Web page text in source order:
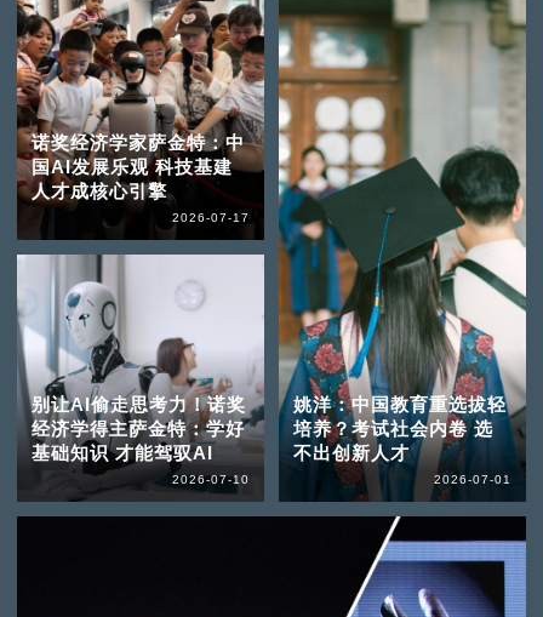
诺奖经济学家萨金特：中
国AI发展乐观 科技基建
人才成核心引擎
2026-07-17
别让AI偷走思考力！诺奖
经济学得主萨金特：学好
基础知识 才能驾驭AI
2026-07-10
姚洋：中国教育重选拔轻
培养？考试社会内卷 选
不出创新人才
2026-07-01